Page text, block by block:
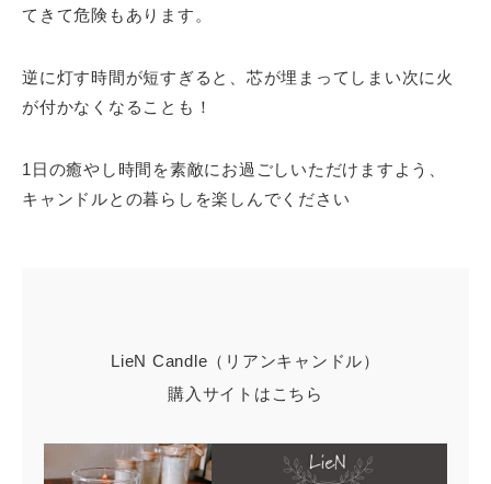
てきて危険もあります。
逆に灯す時間が短すぎると、芯が埋まってしまい次に火
が付かなくなることも！
1日の癒やし時間を素敵にお過ごしいただけますよう、
キャンドルとの暮らしを楽しんでください
LieN Candle（リアンキャンドル）
購入サイトはこちら